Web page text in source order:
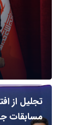
تجلیل از
مسابقات